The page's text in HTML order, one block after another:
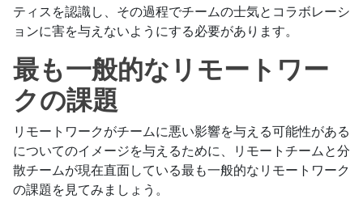
ティスを認識し、その過程でチームの士気とコラボレーシ
ョンに害を与えないようにする必要があります。
最も一般的なリモートワー
クの課題
リモートワークがチームに悪い影響を与える可能性がある
についてのイメージを与えるために、リモートチームと分
散チームが現在直面している最も一般的なリモートワーク
の課題を見てみましょう。